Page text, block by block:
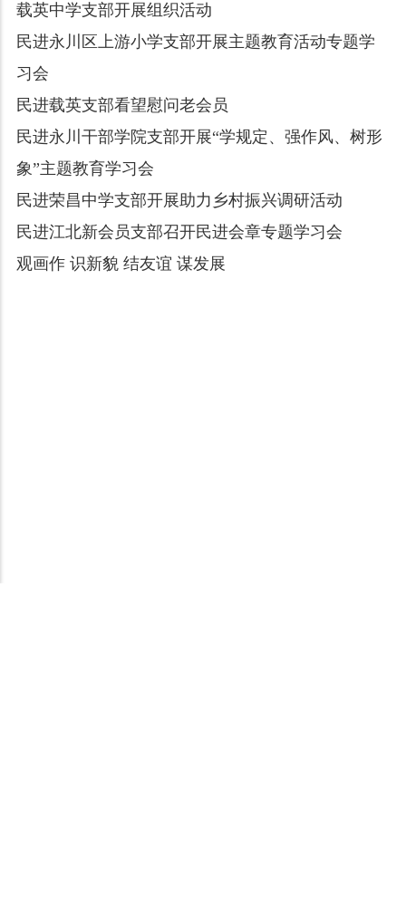
载英中学支部开展组织活动
民进永川区上游小学支部开展主题教育活动专题学
习会
民进载英支部看望慰问老会员
民进永川干部学院支部开展“学规定、强作风、树形
象”主题教育学习会
民进荣昌中学支部开展助力乡村振兴调研活动
民进江北新会员支部召开民进会章专题学习会
观画作 识新貌 结友谊 谋发展